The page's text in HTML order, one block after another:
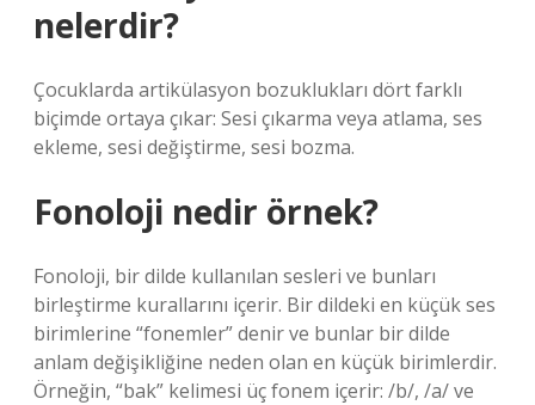
nelerdir?
Çocuklarda artikülasyon bozuklukları dört farklı
biçimde ortaya çıkar: Sesi çıkarma veya atlama, ses
ekleme, sesi değiştirme, sesi bozma.
Fonoloji nedir örnek?
Fonoloji, bir dilde kullanılan sesleri ve bunları
birleştirme kurallarını içerir. Bir dildeki en küçük ses
birimlerine “fonemler” denir ve bunlar bir dilde
anlam değişikliğine neden olan en küçük birimlerdir.
Örneğin, “bak” kelimesi üç fonem içerir: /b/, /a/ ve